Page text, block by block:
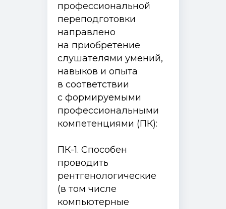
профессиональной
переподготовки
направлено
на приобретение
слушателями умений,
навыков и опыта
в соответствии
с формируемыми
профессиональными
компетенциями (ПК):
ПК-1. Способен
проводить
рентгенологические
(в том числе
компьютерные